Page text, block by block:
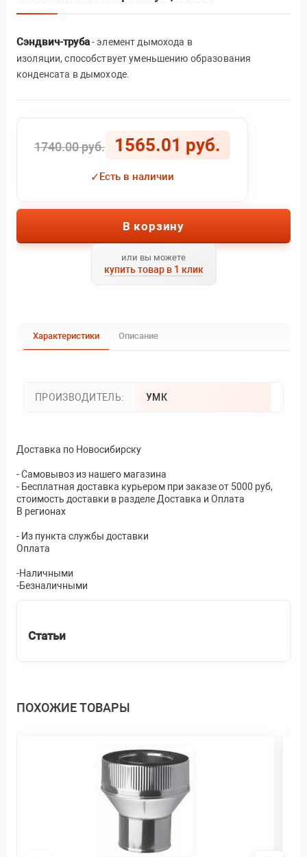
Сэндвич-труба- элемент дымохода в
изоляции, способствует уменьшению образования
конденсата в дымоходе.
1740.00 руб. 1565.01 руб.
✓Есть в наличии
В корзину
или вы можете
купить товар в 1 клик
Характеристики Описание
ПРОИЗВОДИТЕЛЬ: УМК
Доставка по Новосибирску
- Самовывоз из нашего магазина
- Бесплатная доставка курьером при заказе от 5000 руб,
стоимость доставки в разделе Доставка и Оплата
В регионах
- Из пункта службы доставки
Оплата
-Наличными
-Безналичными
Статьи
ПОХОЖИЕ ТОВАРЫ